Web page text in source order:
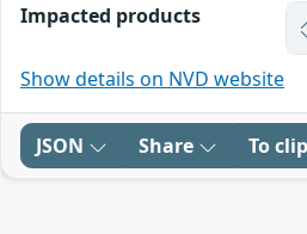
Impacted products
Show details on NVD website
JSON Share To